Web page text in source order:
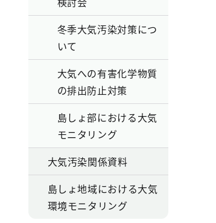
冬季大気汚染対策につ
いて
大気への有害化学物質
の排出防止対策
島しょ部における大気
モニタリング
大気汚染関係資料
島しょ地域における大気
環境モニタリング